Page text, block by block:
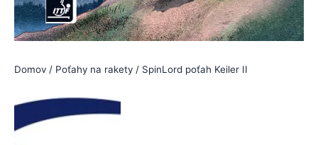
Domov / Poťahy na rakety / SpinLord poťah Keiler II